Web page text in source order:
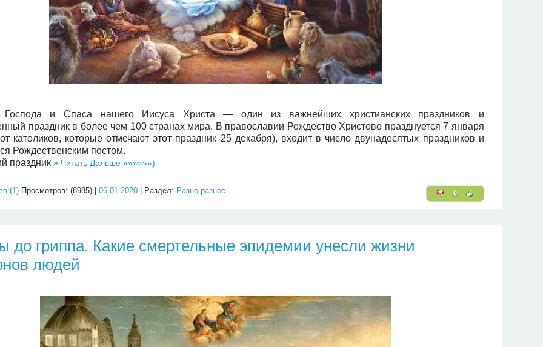
Господа и Спаса нашего Иисуса Христа — один из важнейших христианских праздников и
праздник в более чем 100 странах мира. В православии Рождество Христово празднуется 7 января
католиков, которые отмечают этот праздник 25 декабря), входит в число двунадесятых праздников и
Рождественским постом.
праздник » Читать Дальше »»»»»»)
0
Просмотров: (8985) |06.01.2020 | Раздел: Разно-разное.
до гриппа. Какие смертельные эпидемии унесли жизни
людей